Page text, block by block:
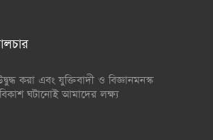
করা এবং যুক্তিবাদী ও বিজ্ঞানমনস্ক
ঘটানোই আমাদের লক্ষ্য